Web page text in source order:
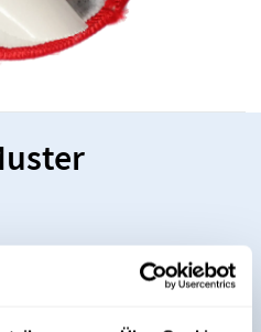
Kein Problem. Lass dir